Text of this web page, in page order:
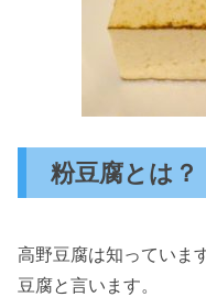
粉豆腐とは？
高野豆腐は知っていま
豆腐と言います。